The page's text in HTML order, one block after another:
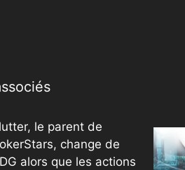
le parent de
change de
alors que les actions